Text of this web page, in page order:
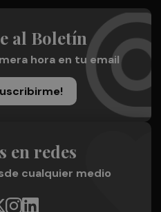
al Boletín
hora en tu email
en redes
cualquier medio